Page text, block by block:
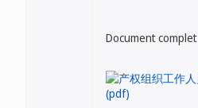
Document complet